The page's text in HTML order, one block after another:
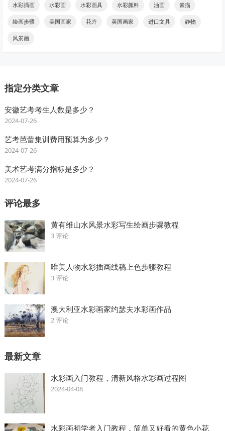
水彩插画 水彩画 水彩画具 水彩颜料 油画 素描
绘画步骤 美国画家 花卉 英国画家 进口文具 静物
风景画
指定分类文章
安徽艺考考生人数是多少？
2024-07-26
艺考芭蕾集训费用预算为多少？
2024-07-26
美术艺考满分指标是多少？
2024-07-26
评论最多
黄有维山水风景水彩写生绘画步骤教程
3 评论
唯美人物水彩插画线稿上色步骤教程
3 评论
澳大利亚水彩画家约瑟夫水彩画作品
2 评论
最新文章
水彩画入门教程，清新风格水彩画过程图
2024-04-08
水彩画初学者入门教程，简单又好看的黄色小花